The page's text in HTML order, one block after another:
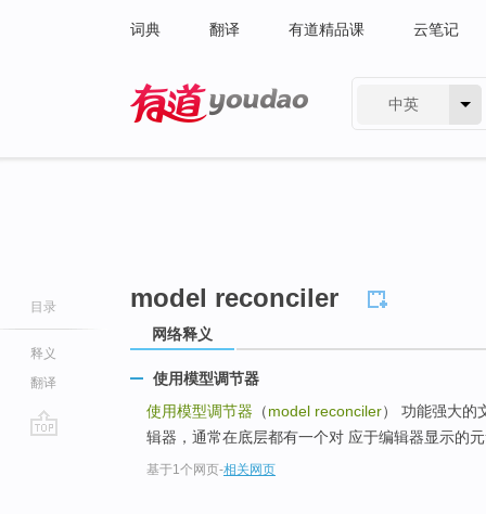
词典 翻译 有道精品课 云笔记
中英
目录
释义
翻译
model reconciler
网络释义
使用模型调节器
使用模型调节器 （model reconciler） 功能强大的
辑器，通常在底层都有一个对 应于编辑器显示的
基于1个网页-相关网页